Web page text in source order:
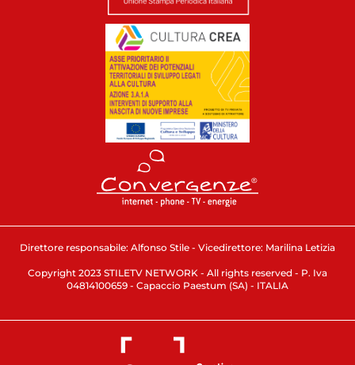
Direttore responsabile: Alfonso Stile - Vicedirettore: Marilina Letizia
Copyright 2023 STILETV NETWORK - All rights reserved - P. Iva
04814100659 - Capaccio Paestum (SA) - ITALIA